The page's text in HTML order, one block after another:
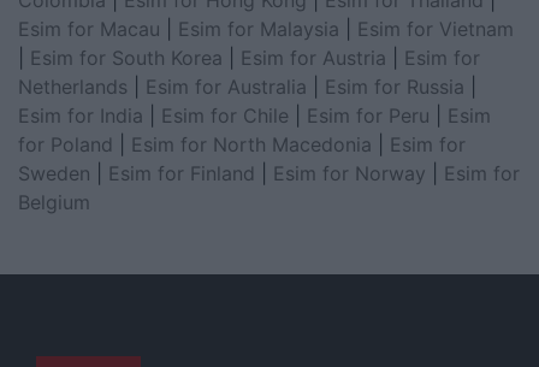
Esim for Macau
Esim for Malaysia
Esim for Vietnam
Esim for South Korea Esim for Austria
Esim for
Netherlands
Esim for Australia Esim for Russia
Esim for India
Esim for Chile Esim for Peru
Esim
for Poland
Esim for North Macedonia
Esim for
Sweden
Esim for Finland Esim for Norway
Esim for
Belgium